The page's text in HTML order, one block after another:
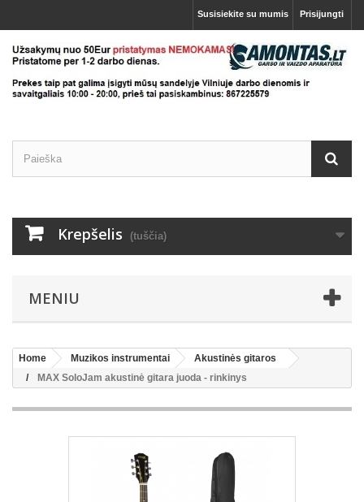
Prisijungti
Susisiekite su mumis
Krepšelis (tuščia)
MENIU
Home Muzikos instrumentai
Akustinės gitaros
MAX SoloJam akustinė gitara juoda - rinkinys